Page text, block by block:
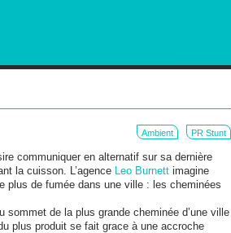
Ambient PR Stunt
communiquer en alternatif sur sa dernière
la cuisson. L’agence
Leo Burnett imagine
plus de fumée dans une ville : les cheminées
sommet de la plus grande cheminée d’une ville
plus produit se fait grace à une accroche